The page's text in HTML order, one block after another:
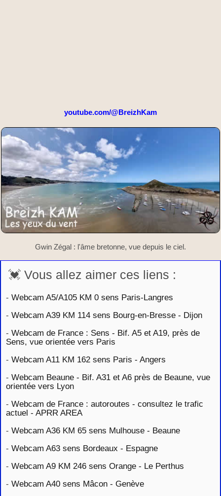
youtube.com/@BreizhKam
Gwin Zégal : l'âme bretonne, vue depuis le ciel.
💓 Vous allez aimer ces liens :
- Webcam A5/A105 KM 0 sens Paris-Langres
- Webcam A39 KM 114 sens Bourg-en-Bresse - Dijon
- Webcam de France : Sens - Bif. A5 et A19, près de
Sens, vue orientée vers Paris
- Webcam A11 KM 162 sens Paris - Angers
- Webcam Beaune - Bif. A31 et A6 près de Beaune, vue
orientée vers Lyon
- Webcam de France : autoroutes - consultez le trafic
actuel - APRR AREA
- Webcam A36 KM 65 sens Mulhouse - Beaune
- Webcam A63 sens Bordeaux - Espagne
- Webcam A9 KM 246 sens Orange - Le Perthus
- Webcam A40 sens Mâcon - Genève